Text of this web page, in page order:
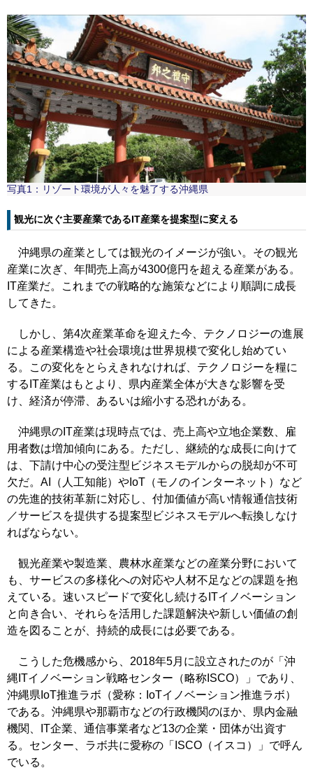
写真1：リゾート環境が人々を魅了する沖縄県
観光に次ぐ主要産業であるIT産業を提案型に変える
沖縄県の産業としては観光のイメージが強い。その観光
産業に次ぎ、年間売上高が4300億円を超える産業がある。
IT産業だ。これまでの戦略的な施策などにより順調に成長
してきた。
しかし、第4次産業革命を迎えた今、テクノロジーの進展
による産業構造や社会環境は世界規模で変化し始めてい
る。この変化をとらえきれなければ、テクノロジーを糧に
するIT産業はもとより、県内産業全体が大きな影響を受
け、経済が停滞、あるいは縮小する恐れがある。
沖縄県のIT産業は現時点では、売上高や立地企業数、雇
用者数は増加傾向にある。ただし、継続的な成長に向けて
は、下請け中心の受注型ビジネスモデルからの脱却が不可
欠だ。AI（人工知能）やIoT（モノのインターネット）など
の先進的技術革新に対応し、付加価値が高い情報通信技術
／サービスを提供する提案型ビジネスモデルへ転換しなけ
ればならない。
観光産業や製造業、農林水産業などの産業分野において
も、サービスの多様化への対応や人材不足などの課題を抱
えている。速いスピードで変化し続けるITイノベーション
と向き合い、それらを活用した課題解決や新しい価値の創
造を図ることが、持続的成長には必要である。
こうした危機感から、2018年5月に設立されたのが「沖
縄ITイノベーション戦略センター（略称ISCO）」であり、
沖縄県IoT推進ラボ（愛称：IoTイノベーション推進ラボ）
である。沖縄県や那覇市などの行政機関のほか、県内金融
機関、IT企業、通信事業者など13の企業・団体が出資す
る。センター、ラボ共に愛称の「ISCO（イスコ）」で呼ん
でいる。